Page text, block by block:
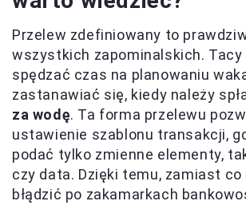
Przelew zdefiniowany to
wszystkich zapominalskich. Tacy
spędzać czas na planowaniu
zastanawiać się, kiedy należy
za wodę. Ta forma przelewu
ustawienie szablonu transakcji,
podać tylko zmienne elementy,
czy data. Dzięki temu, zamiast
błądzić po zakamarkach